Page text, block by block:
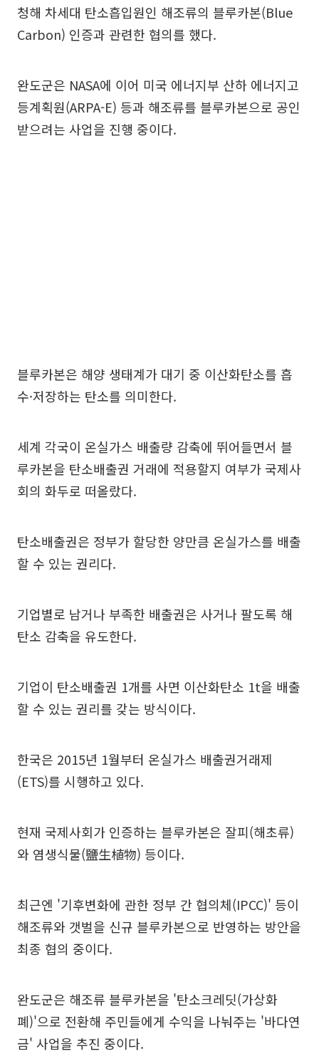
청해 차세대 탄소흡입원인 해조류의 블루카본(Blue
Carbon) 인증과 관련한 협의를 했다.
완도군은 NASA에 이어 미국 에너지부 산하 에너지고
등계획원(ARPA-E) 등과 해조류를 블루카본으로 공인
받으려는 사업을 진행 중이다.
블루카본은 해양 생태계가 대기 중 이산화탄소를 흡
수·저장하는 탄소를 의미한다.
세계 각국이 온실가스 배출량 감축에 뛰어들면서 블
루카본을 탄소배출권 거래에 적용할지 여부가 국제사
회의 화두로 떠올랐다.
탄소배출권은 정부가 할당한 양만큼 온실가스를 배출
할 수 있는 권리다.
기업별로 남거나 부족한 배출권은 사거나 팔도록 해
탄소 감축을 유도한다.
기업이 탄소배출권 1개를 사면 이산화탄소 1t을 배출
할 수 있는 권리를 갖는 방식이다.
한국은 2015년 1월부터 온실가스 배출권거래제
(ETS)를 시행하고 있다.
현재 국제사회가 인증하는 블루카본은 잘피(해초류)
와 염생식물(鹽生植物) 등이다.
최근엔 '기후변화에 관한 정부 간 협의체(IPCC)' 등이
해조류와 갯벌을 신규 블루카본으로 반영하는 방안을
최종 협의 중이다.
완도군은 해조류 블루카본을 '탄소크레딧(가상화
폐)'으로 전환해 주민들에게 수익을 나눠주는 '바다연
금' 사업을 추진 중이다.